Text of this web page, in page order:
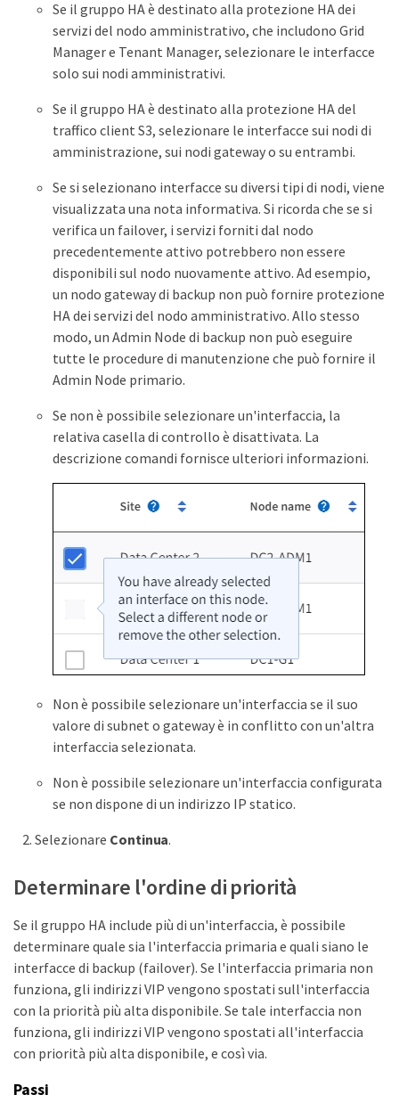
Se il gruppo HA è destinato alla protezione HA dei
servizi del nodo amministrativo, che includono Grid
Manager e Tenant Manager, selezionare le interfacce
solo sui nodi amministrativi.
Se il gruppo HA è destinato alla protezione HA del
traffico client S3, selezionare le interfacce sui nodi di
amministrazione, sui nodi gateway o su entrambi.
Se si selezionano interfacce su diversi tipi di nodi, viene
visualizzata una nota informativa. Si ricorda che se si
verifica un failover, i servizi forniti dal nodo
precedentemente attivo potrebbero non essere
disponibili sul nodo nuovamente attivo. Ad esempio,
un nodo gateway di backup non può fornire protezione
HA dei servizi del nodo amministrativo. Allo stesso
modo, un Admin Node di backup non può eseguire
tutte le procedure di manutenzione che può fornire il
Admin Node primario.
Se non è possibile selezionare un'interfaccia, la
relativa casella di controllo è disattivata. La
descrizione comandi fornisce ulteriori informazioni.
Non è possibile selezionare un'interfaccia se il suo
valore di subnet o gateway è in conflitto con un'altra
interfaccia selezionata.
Non è possibile selezionare un'interfaccia configurata
se non dispone di un indirizzo IP statico.
Selezionare Continua.
Determinare l'ordine di priorità
Se il gruppo HA include più di un'interfaccia, è possibile
determinare quale sia l'interfaccia primaria e quali siano le
interfacce di backup (failover). Se l'interfaccia primaria non
funziona, gli indirizzi VIP vengono spostati sull'interfaccia
con la priorità più alta disponibile. Se tale interfaccia non
funziona, gli indirizzi VIP vengono spostati all'interfaccia
con priorità più alta disponibile, e così via.
Passi